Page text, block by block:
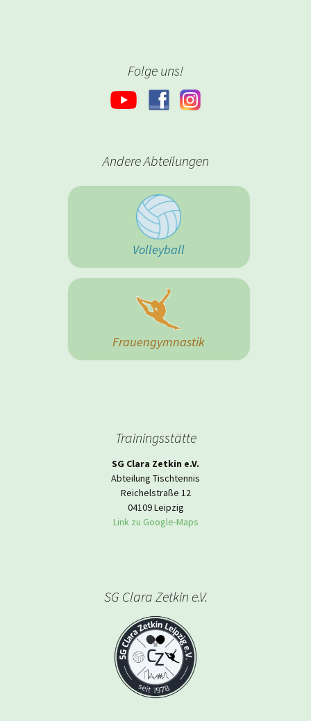
Folge uns!
Andere Abteilungen
Volleyball
Frauengymnastik
Trainingsstätte
SG Clara Zetkin e.V.
Abteilung Tischtennis
Reichelstraße 12
04109 Leipzig
Link zu Google-Maps
SG Clara Zetkin e.V.